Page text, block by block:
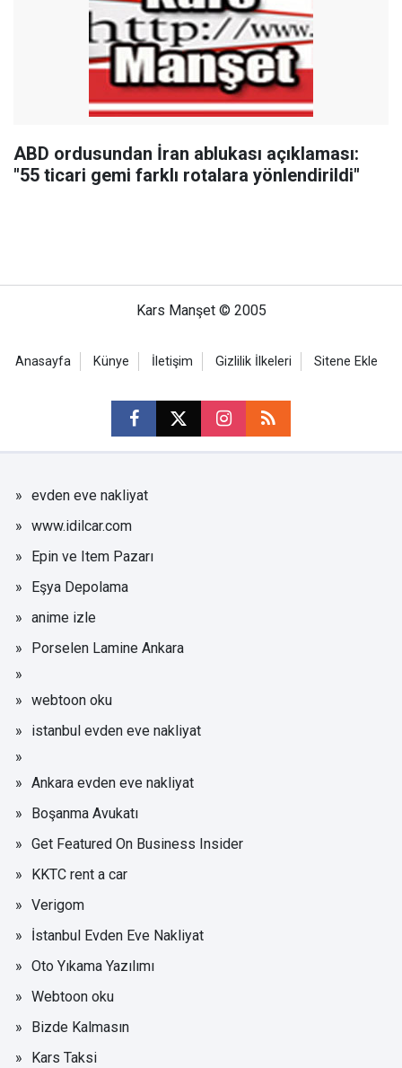
ABD ordusundan İran ablukası açıklaması:
"55 ticari gemi farklı rotalara yönlendirildi"
Kars Manşet © 2005
Anasayfa Künye İletişim Gizlilik İlkeleri Sitene Ekle
evden eve nakliyat
www.idilcar.com
Epin ve Item Pazarı
Eşya Depolama
anime izle
Porselen Lamine Ankara
webtoon oku
istanbul evden eve nakliyat
Ankara evden eve nakliyat
Boşanma Avukatı
Get Featured On Business Insider
KKTC rent a car
Verigom
İstanbul Evden Eve Nakliyat
Oto Yıkama Yazılımı
Webtoon oku
Bizde Kalmasın
Kars Taksi